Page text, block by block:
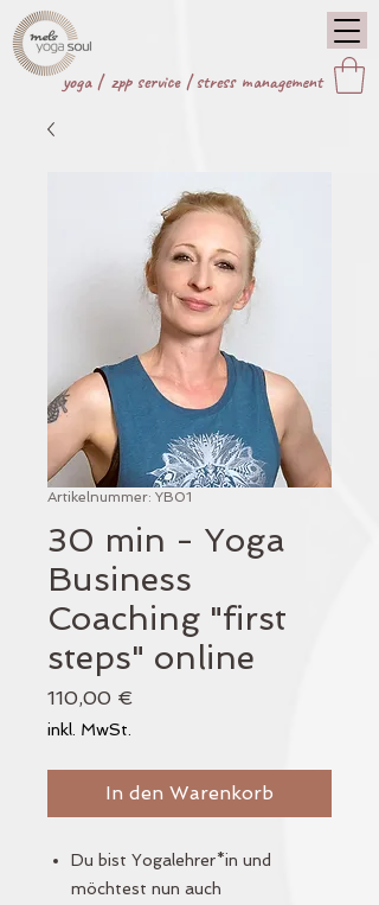
yoga | zpp service|stress management
Artikelnummer: YB01
30 min - Yoga
Business
Coaching "first
steps" online
110,00 €
inkl. MwSt.
In den Warenkorb
Du bist Yogalehrer*in und
möchtest nun auch